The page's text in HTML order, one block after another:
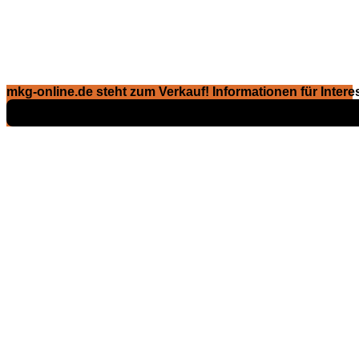
mkg-online.de steht zum Verkauf! Informationen für